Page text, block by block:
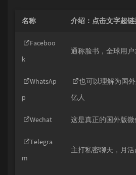
名称 介绍：点击文字超
Faceboo
k
通称脸书，全球用户
WhatsAp
p
也可以理解为国
亿人
Wechat 这是真正的国外版
Telegra
m
主打私密聊天，月